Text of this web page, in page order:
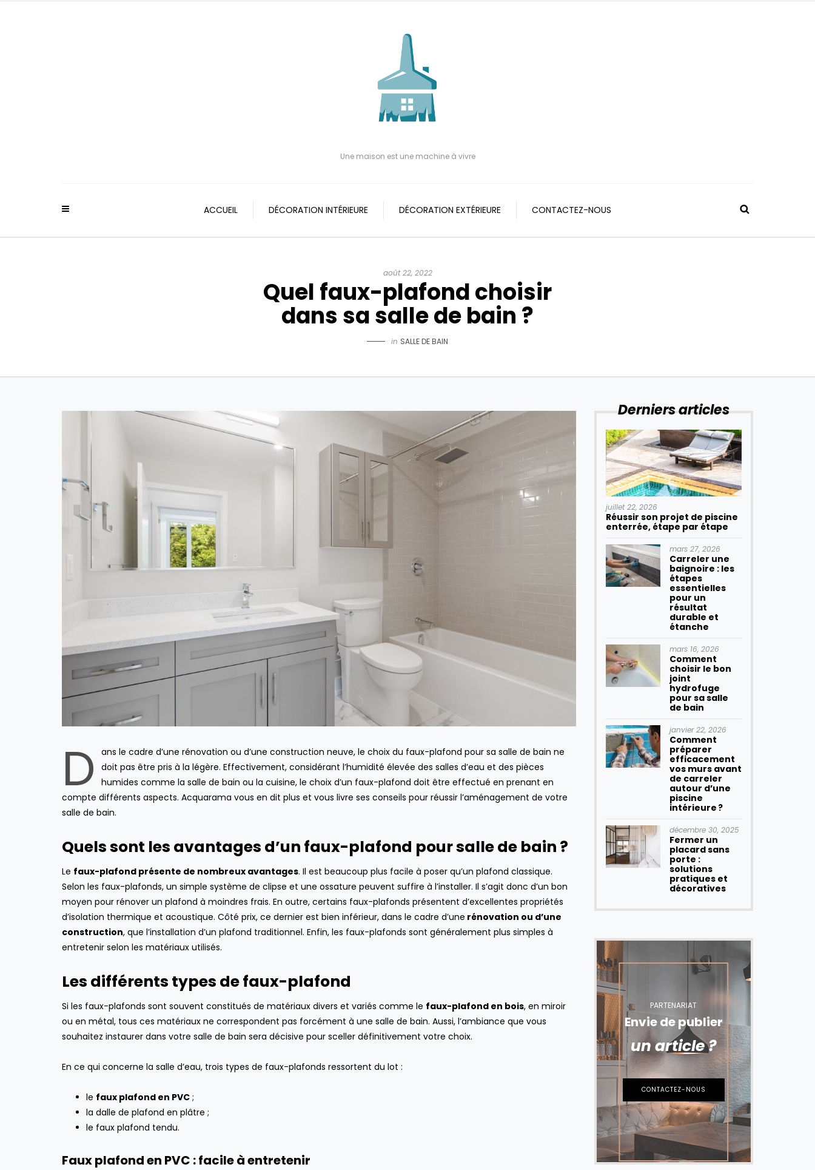
Une maison est une machine à vivre
ACCUEIL DÉCORATION INTÉRIEURE DÉCORATION EXTÉRIEURE CONTACTEZ-NOUS
août 22, 2022
Quel faux-plafond choisir
dans sa salle de bain ?
in SALLE DE BAIN
D
ans le cadre d’une rénovation ou d’une construction neuve, le choix du faux-plafond pour sa salle de bain ne
doit pas être pris à la légère. Effectivement, considérant l’humidité élevée des salles d’eau et des pièces
humides comme la salle de bain ou la cuisine, le choix d’un faux-plafond doit être effectué en prenant en
compte différents aspects. Acquarama vous en dit plus et vous livre ses conseils pour réussir l’aménagement de votre
salle de bain.
Quels sont les avantages d’un faux-plafond pour salle de bain ?
Le faux-plafond présente de nombreux avantages. Il est beaucoup plus facile à poser qu’un plafond classique.
Selon les faux-plafonds, un simple système de clipse et une ossature peuvent suffire à l’installer. Il s’agit donc d’un bon
moyen pour rénover un plafond à moindres frais. En outre, certains faux-plafonds présentent d’excellentes propriétés
d’isolation thermique et acoustique. Côté prix, ce dernier est bien inférieur, dans le cadre d’une rénovation ou d’une
construction, que l’installation d’un plafond traditionnel. Enfin, les faux-plafonds sont généralement plus simples à
entretenir selon les matériaux utilisés.
Les différents types de faux-plafond
Si les faux-plafonds sont souvent constitués de matériaux divers et variés comme le faux-plafond en bois, en miroir
ou en métal, tous ces matériaux ne correspondent pas forcément à une salle de bain. Aussi, l’ambiance que vous
souhaitez instaurer dans votre salle de bain sera décisive pour sceller définitivement votre choix.
En ce qui concerne la salle d’eau, trois types de faux-plafonds ressortent du lot :
le faux plafond en PVC ;
la dalle de plafond en plâtre ;
le faux plafond tendu.
Faux plafond en PVC : facile à entretenir
Derniers articles
juillet 22, 2026
Réussir son projet de piscine
enterrée, étape par étape
mars 27, 2026
Carreler une
baignoire : les
étapes
essentielles
pour un
résultat
durable et
étanche
mars 16, 2026
Comment
choisir le bon
joint
hydrofuge
pour sa salle
de bain
janvier 22, 2026
Comment
préparer
efficacement
vos murs avant
de carreler
autour d’une
piscine
intérieure ?
décembre 30, 2025
Fermer un
placard sans
porte :
solutions
pratiques et
décoratives
PARTENARIAT
Envie de publier
un article ?
CONTACTEZ-NOUS